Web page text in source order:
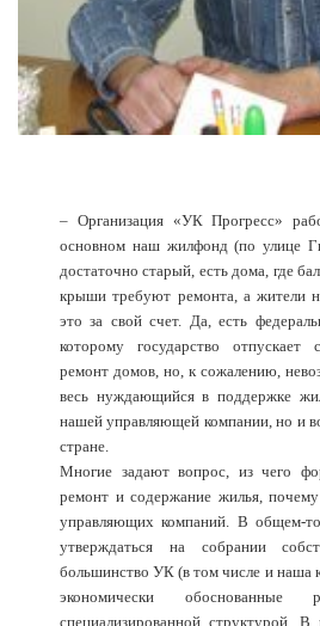
– Организация «УК Прогресс»
основном наш жилфонд (по улице
достаточно старый, есть дома, где
крыши требуют ремонта, а жители
это за свой счет. Да, есть
которому государство отпускает
ремонт домов, но, к сожалению,
весь нуждающийся в поддержке
нашей управляющей компании, но и
стране.
Многие задают вопрос, из чего
ремонт и содержание жилья,
управляющих компаний. В общем-
утверждаться на собрании
большинство УК (в том числе и наша
экономически обоснованные
специализированной структурой. В